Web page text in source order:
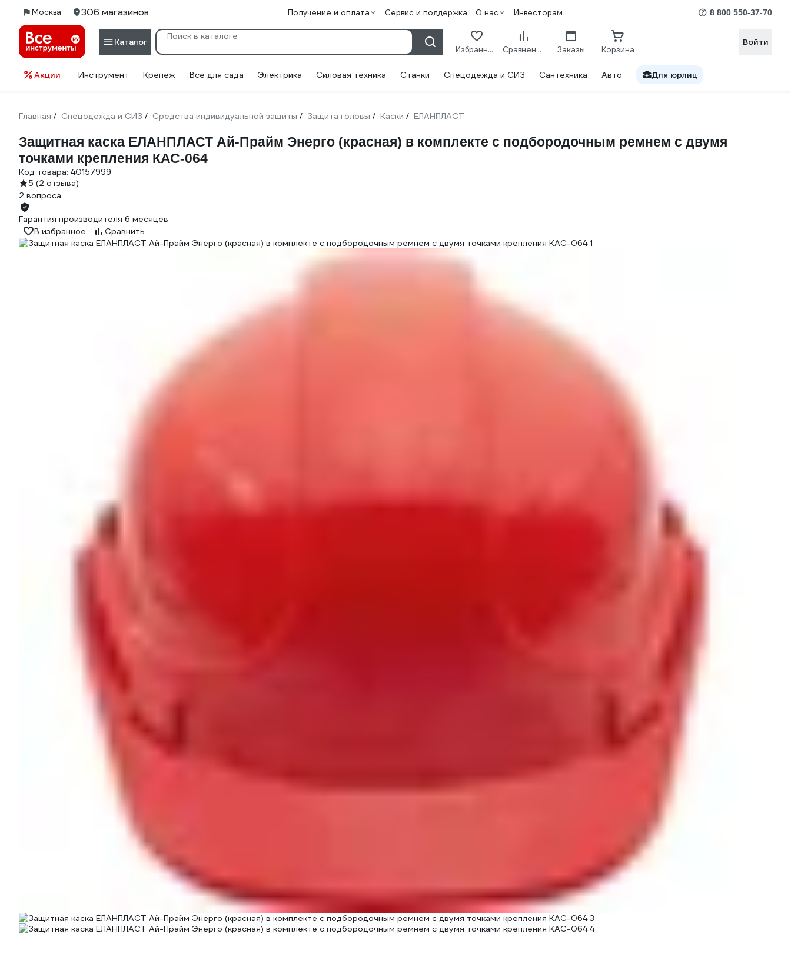
Москва 306 магазинов Получение и оплата Сервис и поддержка О нас Инвесторам 8 800 550-37-70
Каталог
Избранное Сравнение Заказы Корзина
Войти
Акции Инструмент Крепеж Всё для сада Электрика Силовая техника Станки Спецодежда и СИЗ Сантехника Авто Для юрлиц
Главная / Спецодежда и СИЗ / Средства индивидуальной защиты / Защита головы / Каски / ЕЛАНПЛАСТ
Защитная каска ЕЛАНПЛАСТ Ай-Прайм Энерго (красная) в комплекте с подбородочным ремнем с двумя
точками крепления КАС-064
Код товара: 40157999
5 (2 отзыва)
2 вопроса
Гарантия производителя 6 месяцев
В избранное
Сравнить